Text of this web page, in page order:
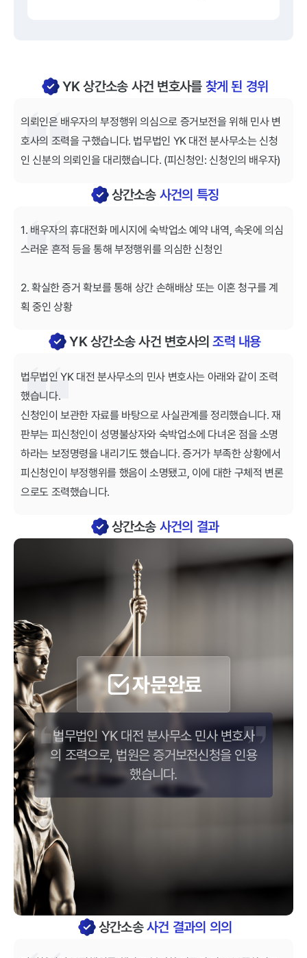
YK 상간소송 사건 변호사를 찾게 된 경위
의뢰인은 배우자의 부정행위 의심으로 증거보전을 위해 민사 변
호사의 조력을 구했습니다. 법무법인 YK 대전 분사무소는 신청
인 신분의 의뢰인을 대리했습니다. (피신청인: 신청인의 배우자)
상간소송사건의 특징
1. 배우자의 휴대전화 메시지에 숙박업소 예약 내역, 속옷에 의심
스러운 흔적 등을 통해 부정행위를 의심한 신청인
2. 확실한 증거 확보를 통해 상간 손해배상 또는 이혼 청구를 계
획 중인 상황
YK 상간소송 사건 변호사의조력 내용
법무법인 YK 대전 분사무소의 민사 변호사는 아래와 같이 조력
했습니다.
신청인이 보관한 자료를 바탕으로 사실관계를 정리했습니다. 재
판부는 피신청인이 성명불상자와 숙박업소에 다녀온 점을 소명
하라는 보정명령을 내리기도 했습니다. 증거가 부족한 상황에서
피신청인이 부정행위를 했음이 소명됐고, 이에 대한 구체적 변론
으로도 조력했습니다.
상간소송사건의 결과
자문완료
법무법인 YK 대전 분사무소 민사 변호사
의 조력으로, 법원은 증거보전신청을 인용
했습니다.
상간소송사건 결과의 의의